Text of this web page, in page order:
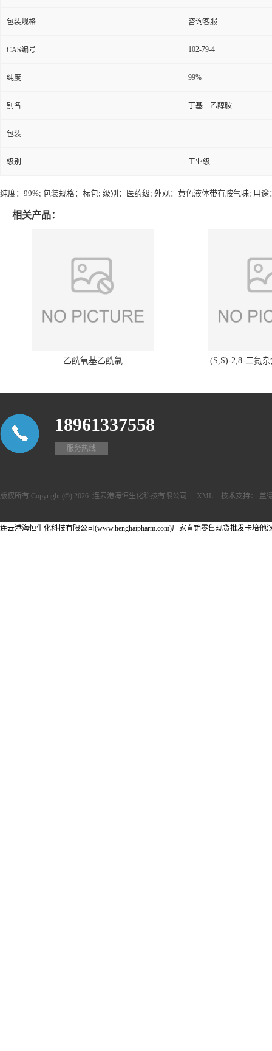
包装规格 咨询客服
CAS编号 102-79-4
纯度 99%
别名 丁基二乙醇胺
包装
级别 工业级
纯度：99%; 包装规格：标包; 级别：医药级; 外观：黄色液体带有胺气味; 用
相关产品：
乙酰氧基乙酰氯 (S,S)-2,8-二氮
18961337558
服务热线
版权所有 Copyright (©) 2026 连云港海恒生化科技有限公司 XML 技术支持： 盖
连云港海恒生化科技有限公司(www.henghaipharm.com)厂家直销零售现货批发卡培